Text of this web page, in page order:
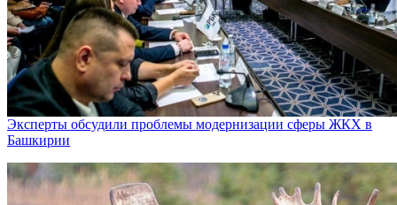
Эксперты обсудили проблемы модернизации сферы ЖКХ в
Башкирии